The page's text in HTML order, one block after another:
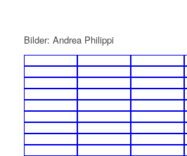
Bilder: Andrea Philippi